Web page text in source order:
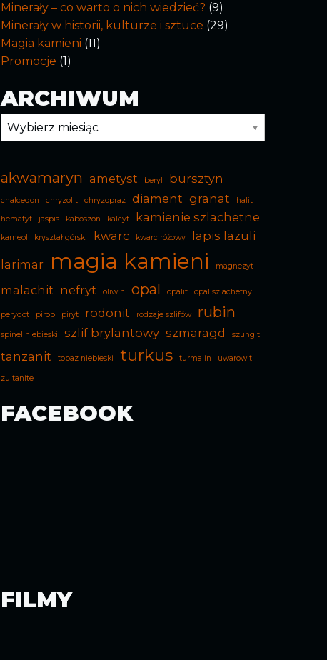
Minerały – co warto o nich wiedzieć? (9)
Minerały w historii, kulturze i sztuce (29)
Magia kamieni (11)
Promocje (1)
ARCHIWUM
Archiwum
akwamaryn ametyst beryl bursztyn
chalcedon chryzolit chryzopraz diament granat
halit
hematyt
jaspis kaboszon kalcyt kamienie szlachetne
karneol kryształ górski kwarc kwarc różowy
lapis lazuli
larimar magia kamieni magnezyt
malachit nefryt oliwin opal opalit opal szlachetny
perydot pirop piryt rodonit rodzaje szlifów rubin
spinel niebieski szlif brylantowy szmaragd szungit
tanzanit topaz niebieski turkus turmalin uwarowit
zultanite
FACEBOOK
FILMY